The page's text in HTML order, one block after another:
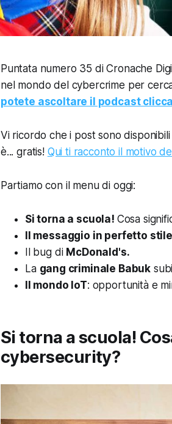
Puntata numero 35 di Cronache
nel mondo del cybercrime per
potete ascoltare il podcast
Vi ricordo che i post sono
è... gratis! Qui ti racconto il motivo
Partiamo con il menu di oggi:
Si torna a scuola! Cosa
Il messaggio in perfetto
Il bug di McDonald's.
La gang criminale Babuk
Il mondo IoT: opportunità e
Si torna a scuola!
cybersecurity?